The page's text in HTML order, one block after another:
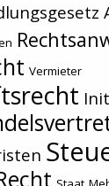
Vermieter